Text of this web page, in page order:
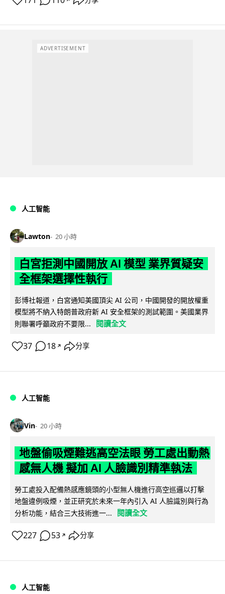
ADVERTISEMENT
人工智能
Lawton 20 小時
白宮拒測中國開放 AI 模型 業界質疑安
全框架選擇性執行
彭博社報道，白宮通知美國頂尖 AI 公司，中國開發的開放權重
模型將不納入特朗普政府新 AI 安全框架的測試範圍。美國業界
則聯署呼籲政府不要限...
閱讀全文
37 18 ↗ 分享
人工智能
Vin 20 小時
地盤偷吸煙難逃高空法眼 勞工處出動熱
感無人機 擬加 AI 人臉識別精準執法
勞工處投入配備熱感應鏡頭的小型無人機進行高空巡邏以打擊
地盤違例吸煙，並正研究於未來一年內引入 AI 人臉識別與行為
分析功能，結合三大技術進一...
閱讀全文
227 53 ↗ 分享
人工智能